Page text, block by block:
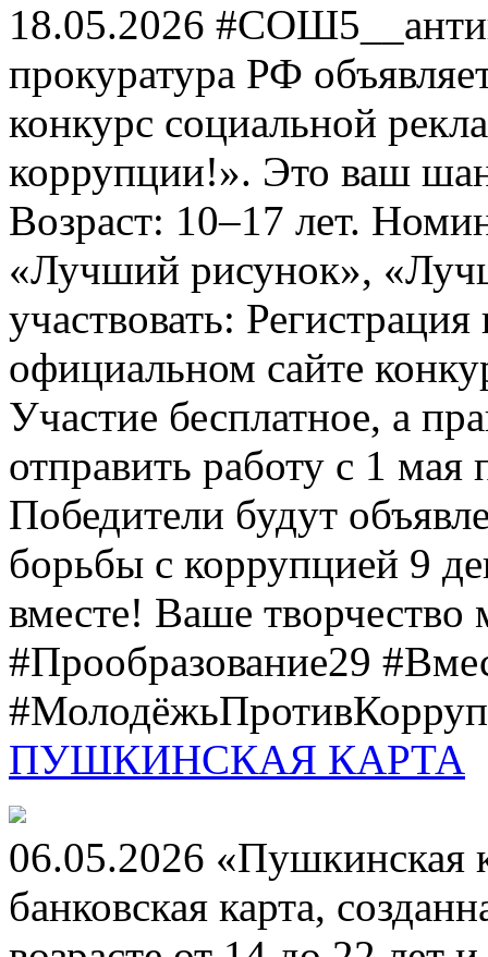
18.05.2026
прокуратура РФ
конкурс социальной
коррупции!». Это ваш
Возраст: 10–17 лет.
«Лучший рисунок»,
участвовать:
официальном сайте
Участие бесплатное, а
отправить работу с 1 мая
Победители будут
борьбы с коррупцией 9
вместе! Ваше творчество
#Прообразование29
ПУШКИНСКАЯ КАРТА
06.05.2026 «Пушкинская
банковская карта,